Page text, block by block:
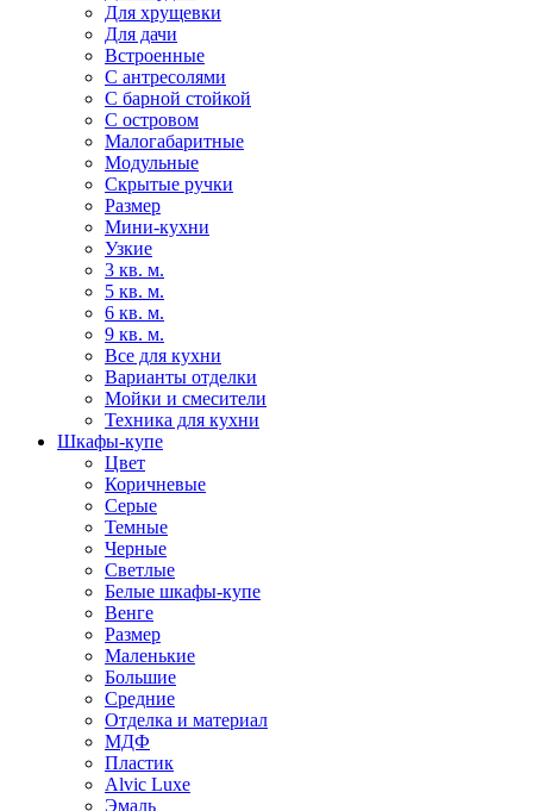
Для хрущевки
Для дачи
Встроенные
С антресолями
С барной стойкой
С островом
Малогабаритные
Модульные
Скрытые ручки
Размер
Мини-кухни
Узкие
3 кв. м.
5 кв. м.
6 кв. м.
9 кв. м.
Все для кухни
Варианты отделки
Мойки и смесители
Техника для кухни
Шкафы-купе
Цвет
Коричневые
Серые
Темные
Черные
Светлые
Белые шкафы-купе
Венге
Размер
Маленькие
Большие
Средние
Отделка и материал
МДФ
Пластик
Alvic Luxe
Эмаль